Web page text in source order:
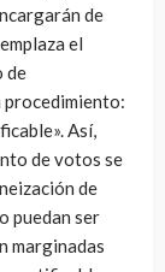
de
el
de
procedimiento:
Así,
de votos se
de
puedan ser
marginadas